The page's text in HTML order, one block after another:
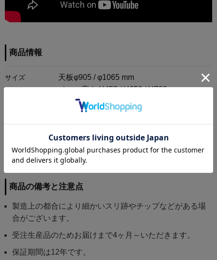
商品情報
サイズ
天板φ905 / φ1065 mm
ベース高さ H450 / H650 / H700 mm
素材
天板/積層合板にメラミン天板仕上げ（縁は
ビニールエッジ）
脚/アルミダイキャスト（脚先にプラスチッ
クアジャスタ付き）
商品の備考と注意点
製造上の都合により細かいスリ跡やチップなどがある場
合がございます。
受注生産品のためお届けまで4ヶ月～いただきます。
保証期間は12年です。